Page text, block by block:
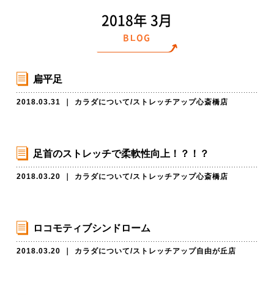
2018年 3月
BLOG
扁平足
2018.03.31 カラダについて/ストレッチアップ心斎橋店
足首のストレッチで柔軟性向上！？！？
2018.03.20 カラダについて/ストレッチアップ心斎橋店
ロコモティブシンドローム
2018.03.20 カラダについて/ストレッチアップ自由が丘店